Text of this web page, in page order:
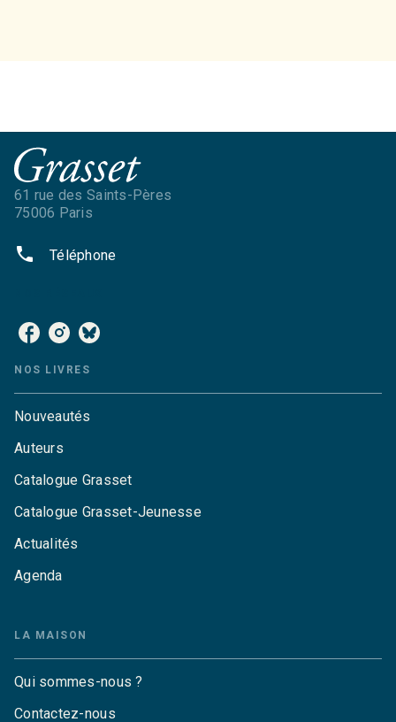
61 rue des Saints-Pères
75006 Paris
phone Téléphone
NOS LIVRES
Nouveautés
Auteurs
Catalogue Grasset
Catalogue Grasset-Jeunesse
Actualités
Agenda
LA MAISON
Qui sommes-nous ?
Contactez-nous